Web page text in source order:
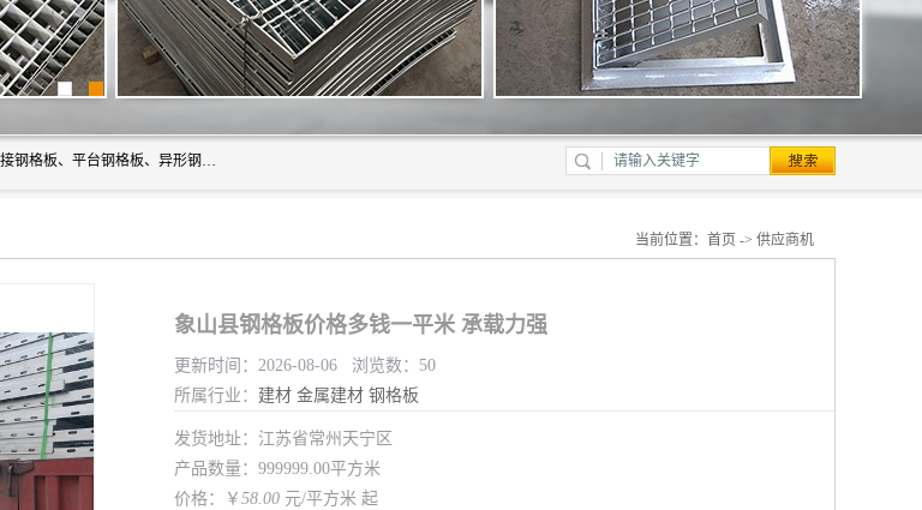
常州市格美瑞钢格板有限公司专业生产无锡钢格板、钢格板安装夹、复合钢格板、插接钢格板、平台钢格板、异形钢格板等产品。
当前位置： 首页 -> 供应商机
象山县钢格板价格多钱一平米 承载力强
更新时间：2026-08-06 浏览数：50
所属行业： 建材 金属建材 钢格板
发货地址：江苏省常州天宁区
产品数量：999999.00平方米
价格：￥ 58.00 元/平方米 起